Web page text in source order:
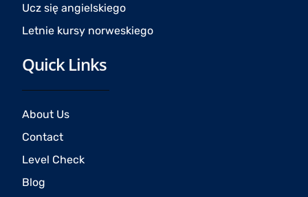
Ucz się angielskiego
Letnie kursy norweskiego
Quick Links
About Us
Contact
Level Check
Blog